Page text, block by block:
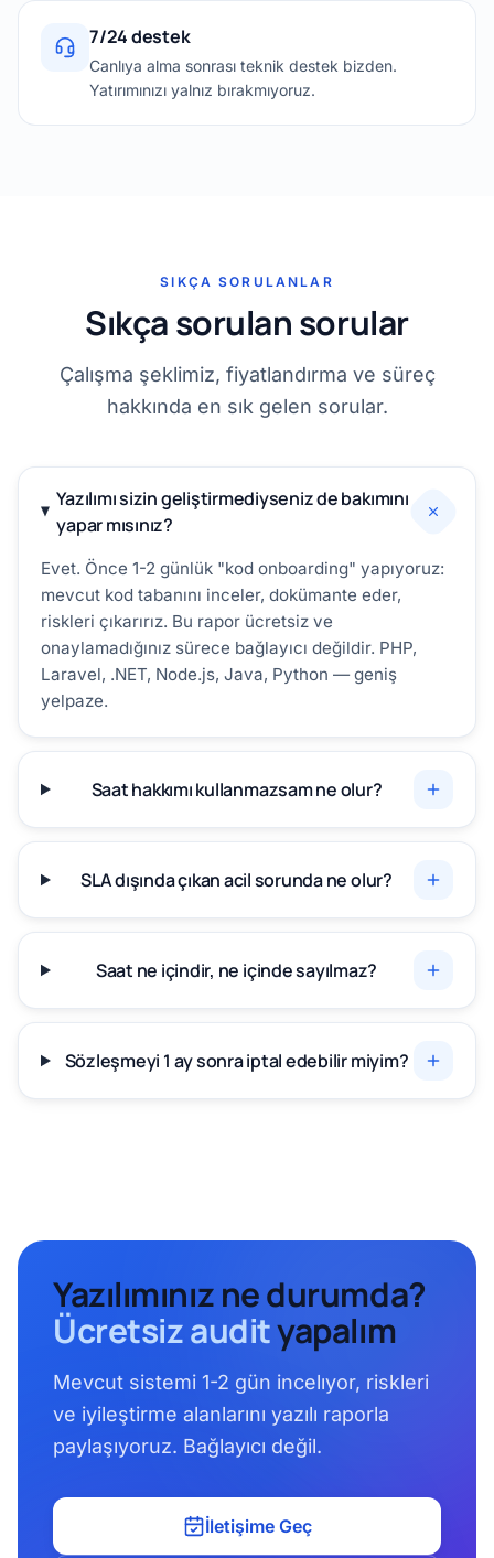
7/24 destek
Canlıya alma sonrası teknik destek bizden.
Yatırımınızı yalnız bırakmıyoruz.
SIKÇA SORULANLAR
Sıkça sorulan sorular
Çalışma şeklimiz, fiyatlandırma ve süreç
hakkında en sık gelen sorular.
Yazılımı sizin geliştirmediyseniz de bakımını
yapar mısınız?
Evet. Önce 1-2 günlük "kod onboarding" yapıyoruz:
mevcut kod tabanını inceler, dokümante eder,
riskleri çıkarırız. Bu rapor ücretsiz ve
onaylamadığınız sürece bağlayıcı değildir. PHP,
Laravel, .NET, Node.js, Java, Python — geniş
yelpaze.
Saat hakkımı kullanmazsam ne olur?
SLA dışında çıkan acil sorunda ne olur?
Saat ne içindir, ne içinde sayılmaz?
Sözleşmeyi 1 ay sonra iptal edebilir miyim?
Yazılımınız ne durumda?
Ücretsiz audityapalım
Mevcut sistemi 1-2 gün incelıyor, riskleri
ve iyileştirme alanlarını yazılı raporla
paylaşıyoruz. Bağlayıcı değil.
İletişime Geç